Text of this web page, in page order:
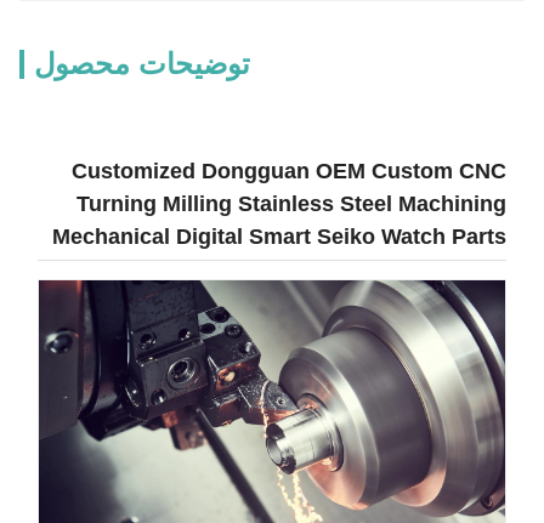
توضیحات محصول
Customized Dongguan OEM Custom CNC
Turning Milling Stainless Steel Machining
Mechanical Digital Smart Seiko Watch Parts